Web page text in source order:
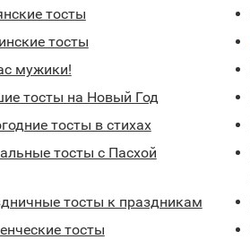
тосты
тосты
мужики!
тосты на Новый Год
тосты в стихах
тосты с Пасхой
тосты к праздникам
тосты